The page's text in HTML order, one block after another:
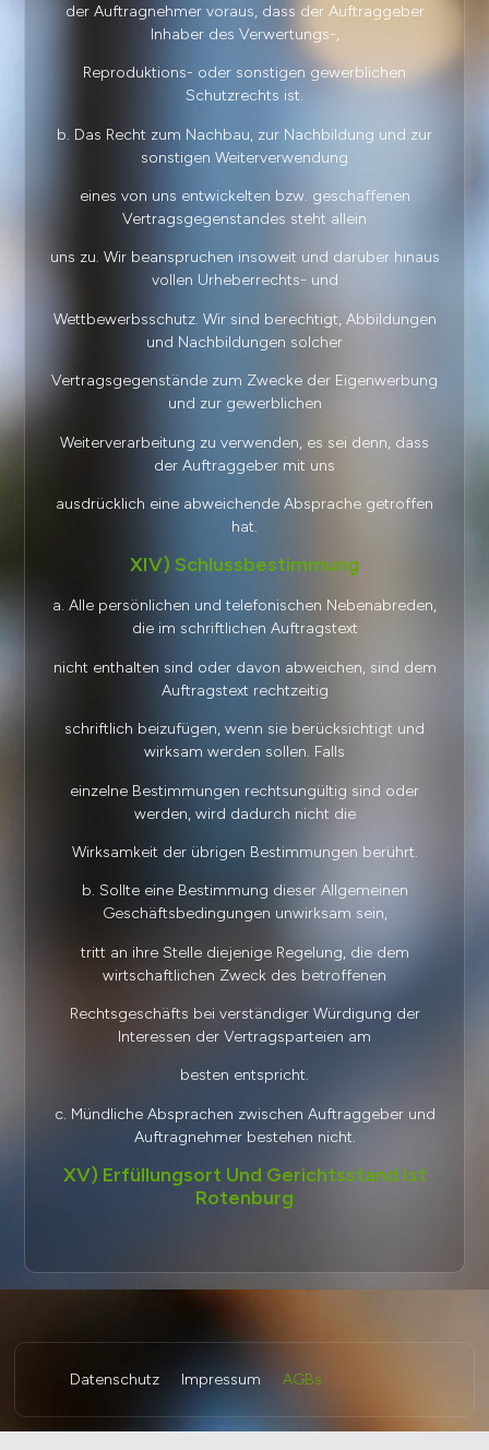
der Auftragnehmer voraus, dass der Auftraggeber
Inhaber des Verwertungs-,
Reproduktions- oder sonstigen gewerblichen
Schutzrechts ist.
b. Das Recht zum Nachbau, zur Nachbildung und zur
sonstigen Weiterverwendung
eines von uns entwickelten bzw. geschaffenen
Vertragsgegenstandes steht allein
uns zu. Wir beanspruchen insoweit und darüber hinaus
vollen Urheberrechts- und
Wettbewerbsschutz. Wir sind berechtigt, Abbildungen
und Nachbildungen solcher
Vertragsgegenstände zum Zwecke der Eigenwerbung
und zur gewerblichen
Weiterverarbeitung zu verwenden, es sei denn, dass
der Auftraggeber mit uns
ausdrücklich eine abweichende Absprache getroffen
hat.
XIV) Schlussbestimmung
a. Alle persönlichen und telefonischen Nebenabreden,
die im schriftlichen Auftragstext
nicht enthalten sind oder davon abweichen, sind dem
Auftragstext rechtzeitig
schriftlich beizufügen, wenn sie berücksichtigt und
wirksam werden sollen. Falls
einzelne Bestimmungen rechtsungültig sind oder
werden, wird dadurch nicht die
Wirksamkeit der übrigen Bestimmungen berührt.
b. Sollte eine Bestimmung dieser Allgemeinen
Geschäftsbedingungen unwirksam sein,
tritt an ihre Stelle diejenige Regelung, die dem
wirtschaftlichen Zweck des betroffenen
Rechtsgeschäfts bei verständiger Würdigung der
Interessen der Vertragsparteien am
besten entspricht.
c. Mündliche Absprachen zwischen Auftraggeber und
Auftragnehmer bestehen nicht.
XV) Erfüllungsort Und Gerichtsstand Ist
Rotenburg
Datenschutz Impressum AGBs